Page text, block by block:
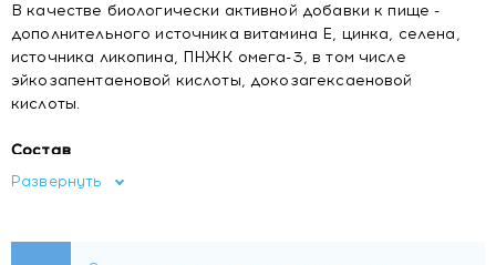
В качестве биологически активной добавки к пище -
дополнительного источника витамина Е, цинка, селена,
источника ликопина, ПНЖК омега-3, в том числе
эйкозапентаеновой кислоты, докозагексаеновой
кислоты.
Состав
Рыбий жир, капсула желатиновая (желатин, глицерин
диоксид (носитель), цинка L-аспарагинат, витамин Е
Развернуть